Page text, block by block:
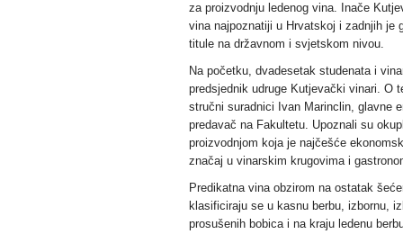
za proizvodnju ledenog vina. Inače
vina najpoznatiji u Hrvatskoj i zadnjih je
titule na državnom i svjetskom nivou.
Na početku, dvadesetak studenata i
predsjednik udruge Kutjevački vinari. O
stručni suradnici Ivan Marinclin, glavne
predavač na Fakultetu. Upoznali su
proizvodnjom koja je najčešće
značaj u vinarskim krugovima i
Predikatna vina obzirom na ostatak
klasificiraju se u kasnu berbu, izbornu,
prosušenih bobica i na kraju ledenu